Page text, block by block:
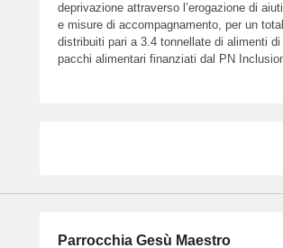
deprivazione attraverso l’erogazione di
e misure di accompagnamento, per un
distribuiti pari a 3.4 tonnellate di alimenti
pacchi alimentari finanziati dal PN
Parrocchia Gesù Maestro